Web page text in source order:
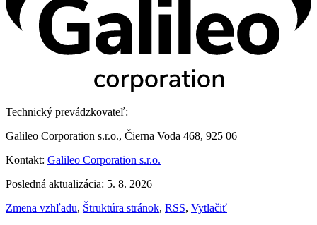
Technický prevádzkovateľ:
Galileo Corporation s.r.o., Čierna Voda 468, 925 06
Kontakt: Galileo Corporation s.r.o.
Posledná aktualizácia: 5. 8. 2026
Zmena vzhľadu, Štruktúra stránok, RSS, Vytlačiť